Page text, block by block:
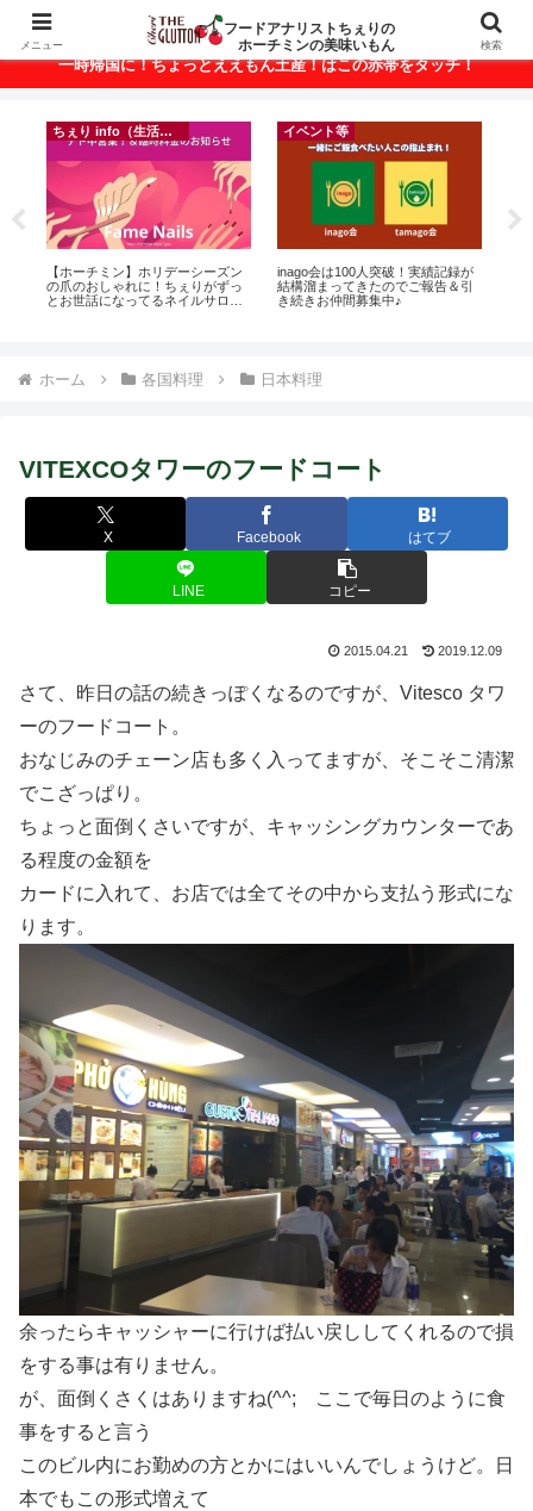
ベトナム・ホーチミンの美味いもんが満載！
一時帰国に！ちょっとええもん土産！はこの赤帯をタッチ！
ちぇり info（生活情報）
【ホーチミン】ホリデーシーズン
の爪のおしゃれに！ちぇりがずっ
とお世話になってるネイルサロン
イベント等
inago会は100人突破！実績記録が
結構溜まってきたのでご報告＆引
き続きお仲間募集中♪
ホーム 各国料理 日本料理
VITEXCOタワーのフードコート
X Facebook はてブ
LINE コピー
2015.04.21 2019.12.09
さて、昨日の話の続きっぽくなるのですが、Vitesco タワ
ーのフードコート。
おなじみのチェーン店も多く入ってますが、そこそこ清潔
でこざっぱり。
ちょっと面倒くさいですが、キャッシングカウンターであ
る程度の金額を
カードに入れて、お店では全てその中から支払う形式にな
ります。
余ったらキャッシャーに行けば払い戻ししてくれるので損
をする事は有りません。
が、面倒くさくはありますね(^^; ここで毎日のように食
事をすると言う
このビル内にお勤めの方とかにはいいんでしょうけど。日
本でもこの形式増えて
メニュー
フードアナリストちぇりの
ホーチミンの美味いもん
検索